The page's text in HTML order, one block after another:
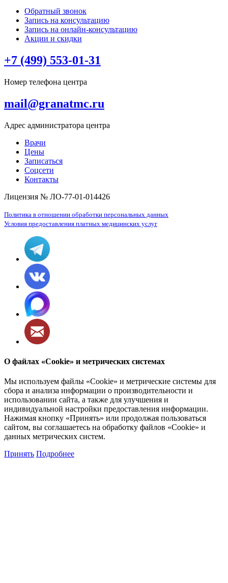
Обратный звонок
Запись на консультацию
Запись на онлайн-консультацию
Акции и скидки
+7 (499) 553-01-31
Номер телефона центра
mail@granatmc.ru
Адрес администратора центра
Врачи
Цены
Записаться
Соцсети
Контакты
Лицензия № ЛО-77-01-014426
Политика в отношении обработки персональных данных
Условия предоставления платных медицинских услуг
О файлах «Cookie» и метрических системах
Мы используем файлы «Cookie» и метрические системы для
сбора и анализа информации о производительности и
использовании сайта, а также для улучшения и
индивидуальной настройки предоставления информации.
Нажимая кнопку «Принять» или продолжая пользоваться
сайтом, вы соглашаетесь на обработку файлов «Cookie» и
данных метрических систем.
Принять Подробнее